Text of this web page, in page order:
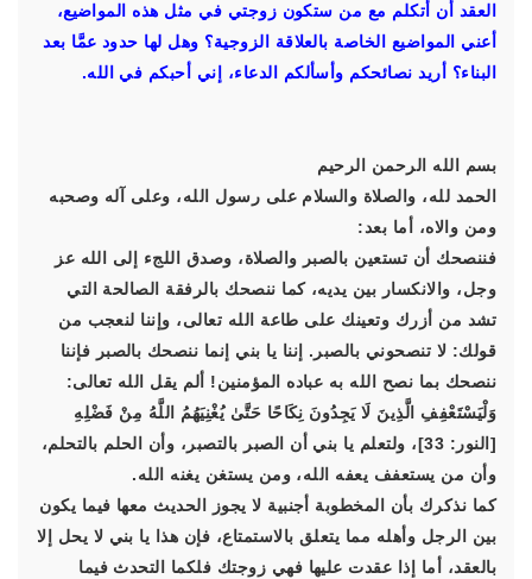
العقد أن أتكلم مع من ستكون زوجتي في مثل هذه المواضيع،
أعني المواضيع الخاصة بالعلاقة الزوجية؟ وهل لها حدود عمَّا بعد
البناء؟ أريد نصائحكم وأسألكم الدعاء، إني أحبكم في الله.
بسم الله الرحمن الرحيم
الحمد لله، والصلاة والسلام على رسول الله، وعلى آله وصحبه
ومن والاه، أما بعد:
فننصحك أن تستعين بالصبر والصلاة، وصدق اللجء إلى الله عز
وجل، والانكسار بين يديه، كما ننصحك بالرفقة الصالحة التي
تشد من أزرك وتعينك على طاعة الله تعالى، وإننا لنعجب من
قولك: لا تنصحوني بالصبر. إننا يا بني إنما ننصحك بالصبر فإننا
ننصحك بما نصح الله به عباده المؤمنين! ألم يقل الله تعالى:
وَلْيَسْتَعْفِفِ الَّذِينَ لَا يَجِدُونَ نِكَاحًا حَتَّىٰ يُغْنِيَهُمُ اللَّهُ مِنْ فَضْلِهِ
[النور: 33]، ولتعلم يا بني أن الصبر بالتصبر، وأن الحلم بالتحلم،
وأن من يستعفف يعفه الله، ومن يستغن يغنه الله.
كما نذكرك بأن المخطوبة أجنبية لا يجوز الحديث معها فيما يكون
بين الرجل وأهله مما يتعلق بالاستمتاع، فإن هذا يا بني لا يحل إلا
بالعقد، أما إذا عقدت عليها فهي زوجتك فلكما التحدث فيما